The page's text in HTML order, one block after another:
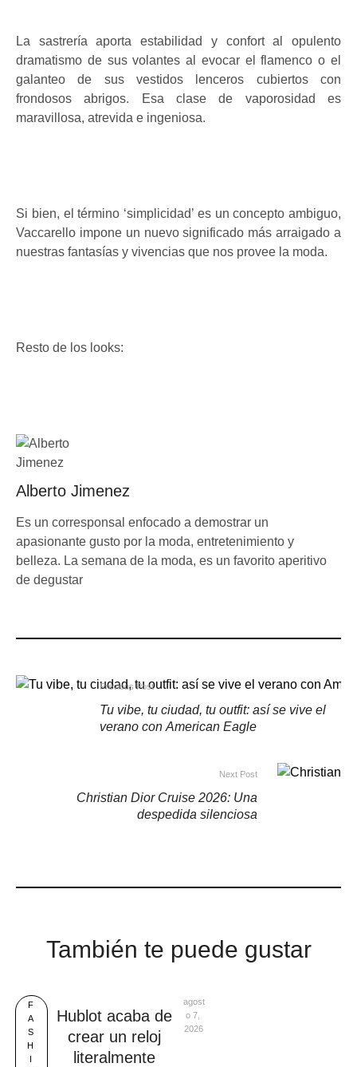
La sastrería aporta estabilidad y confort al opulento
dramatismo de sus volantes al evocar el flamenco o el
galanteo de sus vestidos lenceros cubiertos con
frondosos abrigos. Esa clase de vaporosidad es
maravillosa, atrevida e ingeniosa.
Si bien, el término ‘simplicidad’ es un concepto ambiguo,
Vaccarello impone un nuevo significado más arraigado a
nuestras fantasías y vivencias que nos provee la moda.
Resto de los looks:
Alberto Jimenez
Es un corresponsal enfocado a demostrar un
apasionante gusto por la moda, entretenimiento y
belleza. La semana de la moda, es un favorito aperitivo
de degustar
Previous Post
Tu vibe, tu ciudad, tu outfit: así se vive el
verano con American Eagle
Next Post
Christian Dior Cruise 2026: Una
despedida silenciosa
También te puede gustar
F
A
S
H
I
Hublot acaba de
crear un reloj
literalmente
agost
o 7,
2026